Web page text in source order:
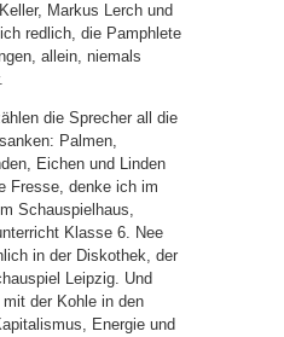
Markus Lerch und
redlich, die Pamphlete
allein, niemals
die Sprecher all die
Palmen,
Eichen und Linden
Fresse, denke ich im
Schauspielhaus,
Klasse 6. Nee
in der Diskothek, der
Leipzig. Und
der Kohle in den
Energie und